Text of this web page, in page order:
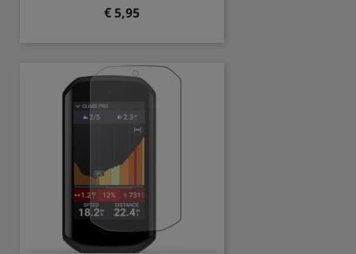
Prijs
€ 5,95